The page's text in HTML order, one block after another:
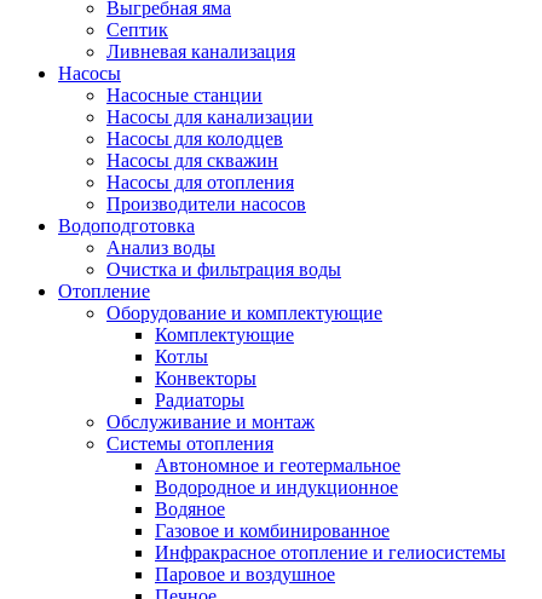
Выгребная яма
Септик
Ливневая канализация
Насосы
Насосные станции
Насосы для канализации
Насосы для колодцев
Насосы для скважин
Насосы для отопления
Производители насосов
Водоподготовка
Анализ воды
Очистка и фильтрация воды
Отопление
Оборудование и комплектующие
Комплектующие
Котлы
Конвекторы
Радиаторы
Обслуживание и монтаж
Системы отопления
Автономное и геотермальное
Водородное и индукционное
Водяное
Газовое и комбинированное
Инфракрасное отопление и гелиосистемы
Паровое и воздушное